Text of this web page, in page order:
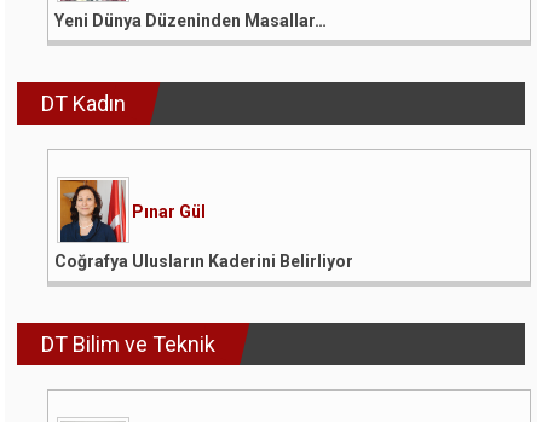
Yeni Dünya Düzeninden Masallar…
DT Kadın
Pınar Gül
Coğrafya Ulusların Kaderini Belirliyor
DT Bilim ve Teknik